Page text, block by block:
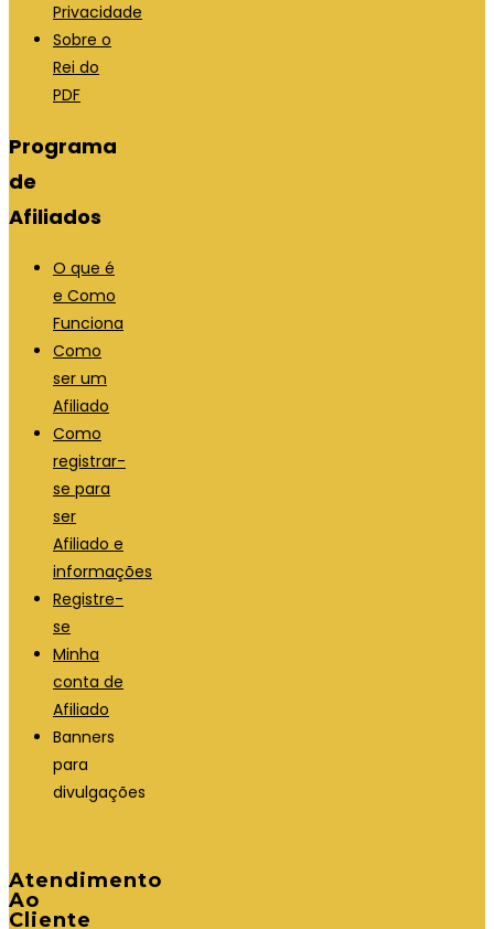
Privacidade
Sobre o
Rei do
PDF
Programa
de
Afiliados
O que é
e Como
Funciona
Como
ser um
Afiliado
Como
registrar-
se para
ser
Afiliado e
informações
Registre-
se
Minha
conta de
Afiliado
Banners
para
divulgações
Atendimento
Ao
Cliente